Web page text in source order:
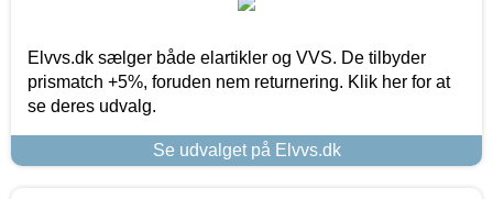
Elvvs.dk sælger både elartikler og VVS. De tilbyder
prismatch +5%, foruden nem returnering. Klik her for at
se deres udvalg.
Se udvalget på Elvvs.dk